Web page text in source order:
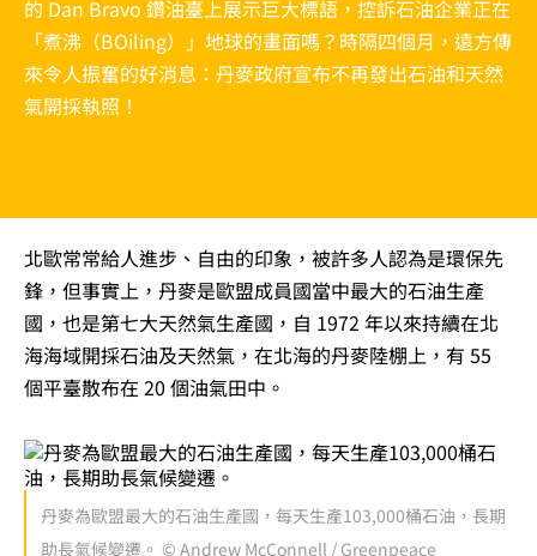
的 Dan Bravo 鑽油臺上展示巨大標語，控訴石油企業正在
「煮沸（BOiling）」地球的畫面嗎？時隔四個月，遠方傳
來令人振奮的好消息：丹麥政府宣布不再發出石油和天然
氣開採執照！
北歐常常給人進步、自由的印象，被許多人認為是環保先
鋒，但事實上，丹麥是歐盟成員國當中最大的石油生產
國，也是第七大天然氣生產國，自 1972 年以來持續在北
海海域開採石油及天然氣，在北海的丹麥陸棚上，有 55
個平臺散布在 20 個油氣田中。
丹麥為歐盟最大的石油生產國，每天生產103,000桶石油，長期
助長氣候變遷。 © Andrew McConnell / Greenpeace